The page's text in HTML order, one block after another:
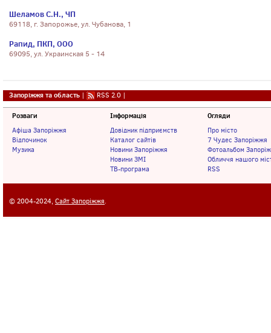
Шеламов С.Н., ЧП
69118, г. Запорожье, ул. Чубанова, 1
Рапид, ПКП, ООО
69095, ул. Украинская 5 - 14
Запоріжжя та область | RSS 2.0 |
Розваги
Афіша Запоріжжя
Відпочинок
Музика
Інформація
Довідник підприємств
Каталог сайтів
Новини Запоріжжя
Новини ЗМІ
ТВ-програма
Огляди
Про місто
7 Чудес Запоріжжя
Фотоальбом
Обличчя нашого
RSS
© 2004-2024, Сайт Запоріжжя.